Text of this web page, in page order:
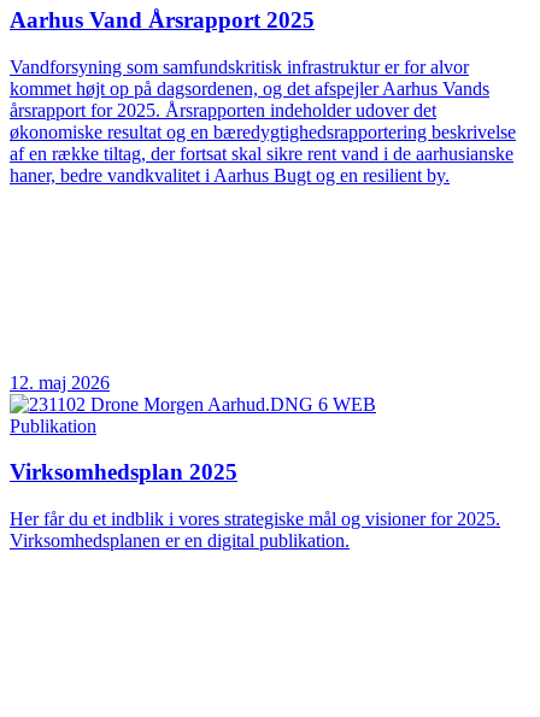
Aarhus Vand Årsrapport 2025
Vandforsyning som samfundskritisk infrastruktur er for alvor
kommet højt op på dagsordenen, og det afspejler Aarhus Vands
årsrapport for 2025. Årsrapporten indeholder udover det
økonomiske resultat og en bæredygtighedsrapportering beskrivelse
af en række tiltag, der fortsat skal sikre rent vand i de aarhusianske
haner, bedre vandkvalitet i Aarhus Bugt og en resilient by.
12. maj 2026
Publikation
Virksomhedsplan 2025
Her får du et indblik i vores strategiske mål og visioner for 2025.
Virksomhedsplanen er en digital publikation.